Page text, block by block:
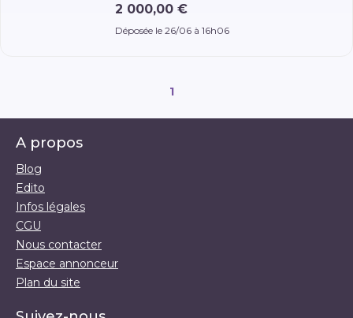
2 000,00 €
Déposée le 26/06 à 16h06
1
A propos
Blog
Edito
Infos légales
CGU
Nous contacter
Espace annonceur
Plan du site